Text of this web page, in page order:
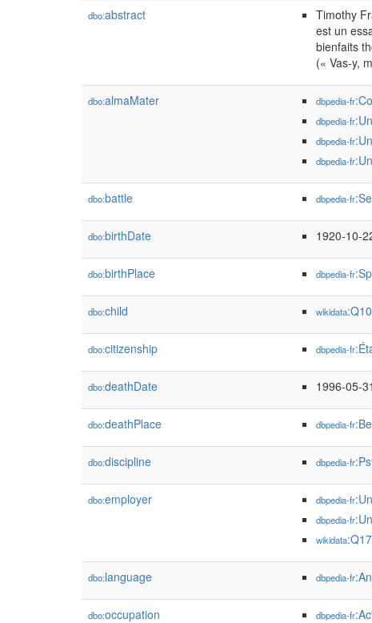
dbo:abstract
Timothy
est un
bienfaits
(« Vas-y,
dbo:almaMater dbpedia-fr
dbpedia-fr
dbpedia-fr
dbpedia-fr
dbo:battle dbpedia-fr
dbo:birthDate 1920-10-
dbo:birthPlace dbpedia-fr
dbo:child wikidata
dbo:citizenship dbpedia-fr
dbo:deathDate 1996-05-31
dbo:deathPlace dbpedia-fr
dbo:discipline dbpedia-fr
dbo:employer dbpedia-fr
dbpedia-fr
wikidata
dbo:language dbpedia-fr
dbo:occupation dbpedia-fr